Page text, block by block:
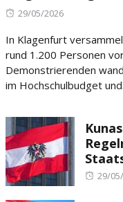
Posted
29/05/2026
In Klagenfurt
rund 1.200 Personen
Demonstrierenden
im Hochschulbudget
29/